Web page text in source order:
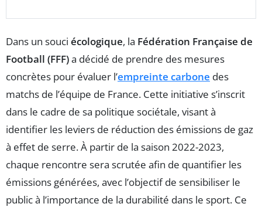
Dans un souci écologique, la Fédération Française de
Football (FFF)a décidé de prendre des mesures
concrètes pour évaluer l’empreinte carbone des
matchs de l’équipe de France. Cette initiative s’inscrit
dans le cadre de sa politique sociétale, visant à
identifier les leviers de réduction des émissions de gaz
à effet de serre. À partir de la saison 2022-2023,
chaque rencontre sera scrutée afin de quantifier les
émissions générées, avec l’objectif de sensibiliser le
public à l’importance de la durabilité dans le sport. Ce